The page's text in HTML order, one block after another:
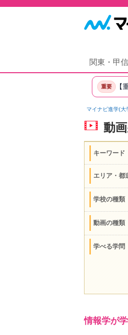
関東・甲
重要 【
マイナビ進学(大
動画
キーワード
エリア・都
学校の種類
動画の種類
学べる学問
情報学が